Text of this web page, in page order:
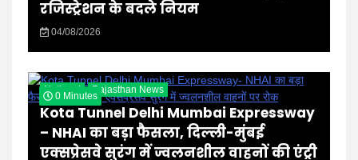
रजिस्ट्रेशन के बदले नियम
04/08/2026
0 Minutes
National Rajasthan News
Kota Tunnel Delhi Mumbai Expressway
– NHAI का बड़ा फैसला, दिल्ली-मुंबई
एक्सप्रेसवे सुरंग में ज्वलनशील वाहनों की एंट्री